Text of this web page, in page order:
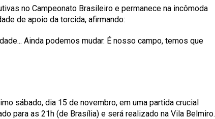
no Campeonato Brasileiro e permanece na incômoda
de apoio da torcida, afirmando:
Ainda podemos mudar. É nosso campo, temos que
sábado, dia 15 de novembro, em uma partida crucial
para as 21h (de Brasília) e será realizado na Vila Belmiro.